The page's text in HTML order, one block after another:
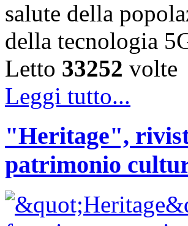
salute della
della tecnologia
Letto 33252 volte
Leggi tutto...
"Heritage",
patrimonio